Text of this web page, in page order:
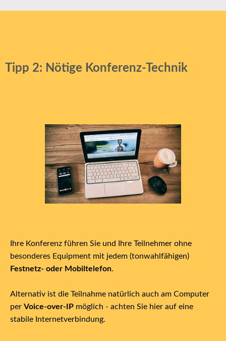
Tipp 2: Nötige Konferenz-Technik
Ihre Konferenz führen Sie und Ihre Teilnehmer ohne
besonderes Equipment mit jedem (tonwahlfähigen)
Festnetz- oder Mobiltelefon.
Alternativ ist die Teilnahme natürlich auch am Computer
per Voice-over-IP möglich - achten Sie hier auf eine
stabile Internetverbindung.